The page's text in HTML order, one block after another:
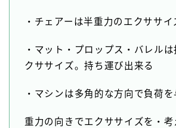
・チェアーは半重力のエクササイ
・マット・プロップス・バレル
クササイズ。持ち運び出来る
・マシンは多角的な方向で負荷
重力の向きでエクササイズを・考